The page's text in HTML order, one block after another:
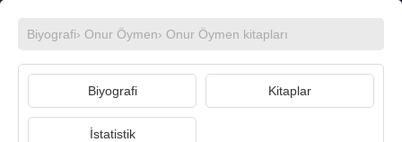
Biyografi› Onur Öymen› Onur Öymen kitapları
Biyografi Kitaplar
İstatistik